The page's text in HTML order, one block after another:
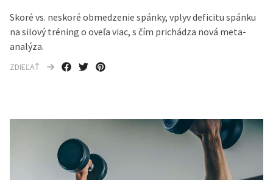
Skoré vs. neskoré obmedzenie spánky, vplyv deficitu spánku
na silový tréning o oveľa viac, s čím prichádza nová meta-
analýza.
ZDIEĽAŤ